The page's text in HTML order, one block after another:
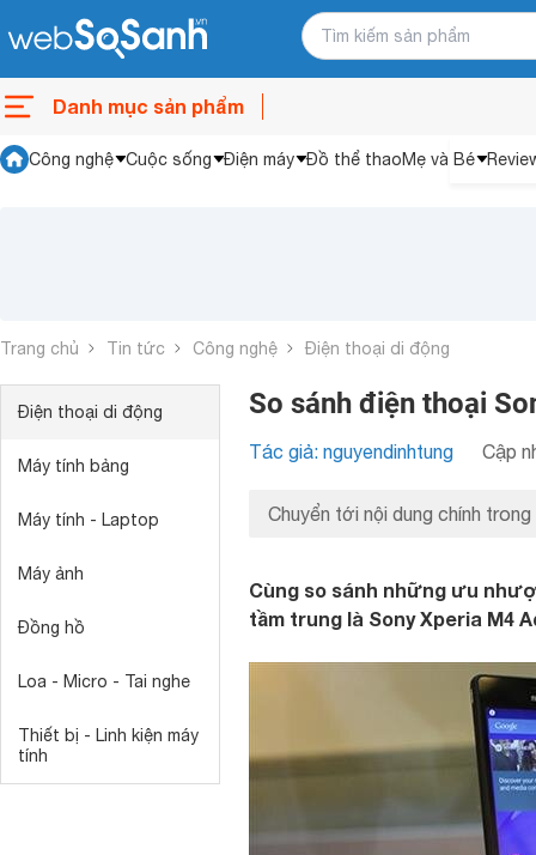
Danh mục sản phẩm
Công nghệ Cuộc sống Điện máy Đồ thể thaoMẹ và Bé
Trang chủ Tin tức Công nghệ Điện thoại di động
Điện thoại di động
Máy tính bảng
Máy tính - Laptop
Máy ảnh
Đồng hồ
Loa - Micro - Tai nghe
Thiết bị - Linh kiện máy
tính
So sánh điện thoại
Tác giả: nguyendinhtung Cập
Chuyển tới nội dung chính trong
Cùng so sánh những ưu
tầm trung là Sony Xperia M4